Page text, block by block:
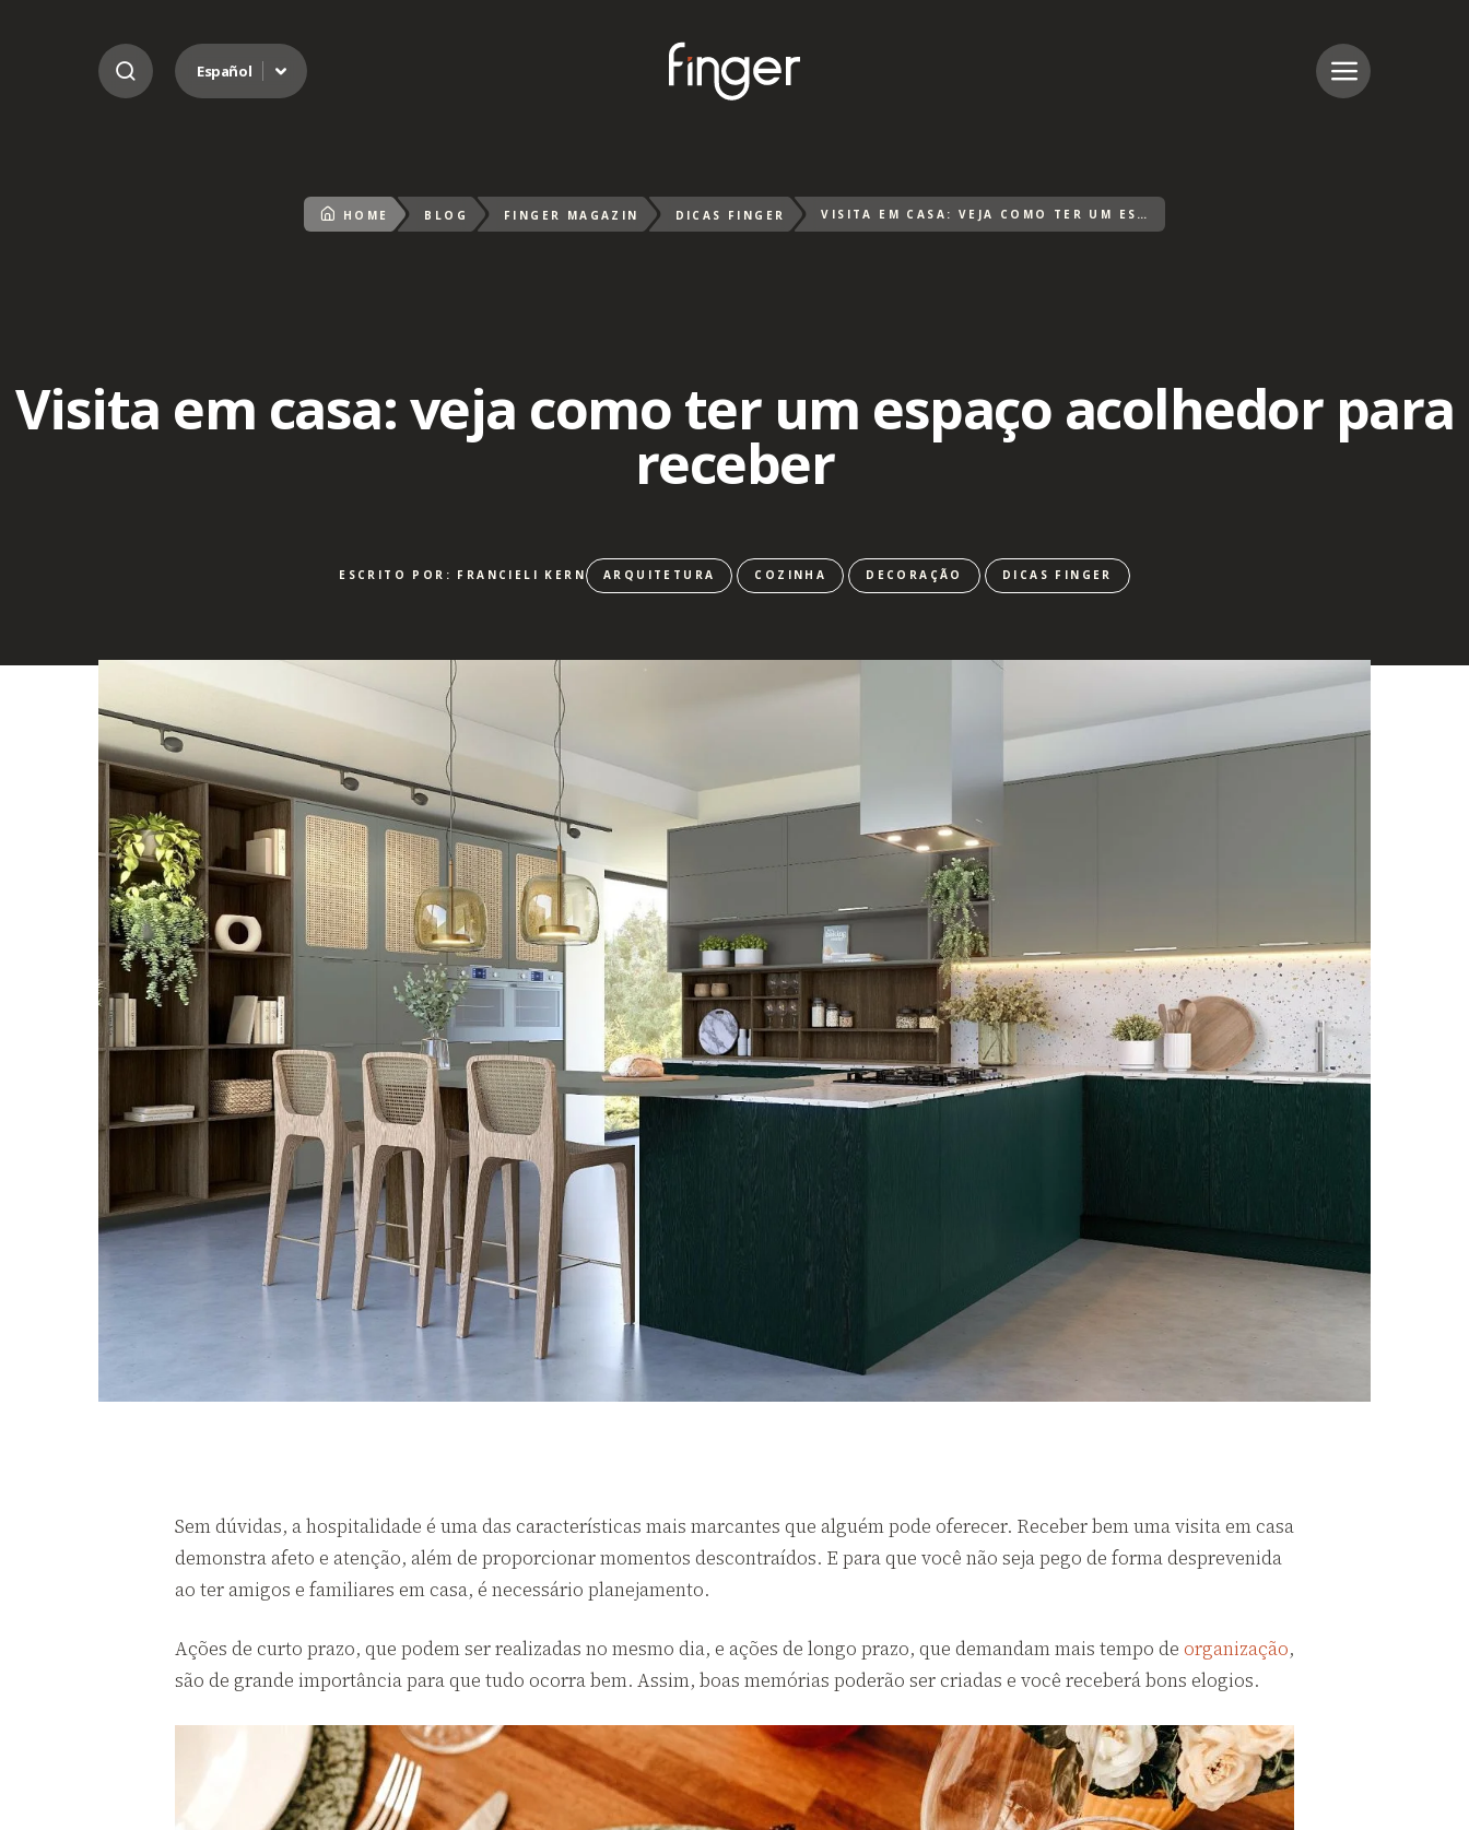
Ir al contenido
Español
HOME BLOG FINGER MAGAZIN DICAS FINGER VISITA EM CASA: VEJA COMO TER UM ESPAÇO ACOLHEDOR PARA RECEBER
Visita em casa: veja como ter um espaço acolhedor para
receber
ESCRITO POR: FRANCIELI KERN ARQUITETURA COZINHA DECORAÇÃO DICAS FINGER
Sem dúvidas, a hospitalidade é uma das características mais marcantes que alguém pode oferecer. Receber bem uma visita em casa
demonstra afeto e atenção, além de proporcionar momentos descontraídos. E para que você não seja pego de forma desprevenida
ao ter amigos e familiares em casa, é necessário planejamento.
Ações de curto prazo, que podem ser realizadas no mesmo dia, e ações de longo prazo, que demandam mais tempo de organização,
são de grande importância para que tudo ocorra bem. Assim, boas memórias poderão ser criadas e você receberá bons elogios.